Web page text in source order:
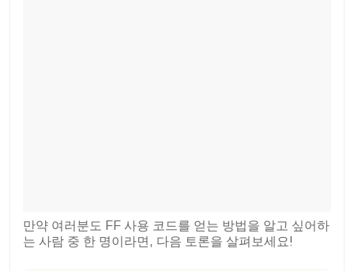
만약 여러분도 FF 사용 코드를 얻는 방법을 알고 싶어하
는 사람 중 한 명이라면, 다음 토론을 살펴보세요!